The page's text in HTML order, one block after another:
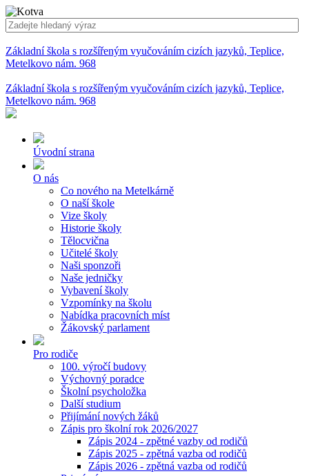
Základní škola s rozšířeným vyučováním cizích jazyků, Teplice,
Metelkovo nám. 968
Základní škola s rozšířeným vyučováním cizích jazyků, Teplice,
Metelkovo nám. 968
Úvodní strana
O nás
Co nového na Metelkárně
O naší škole
Vize školy
Historie školy
Tělocvična
Učitelé školy
Naši sponzoři
Naše jedničky
Vybavení školy
Vzpomínky na školu
Nabídka pracovních míst
Žákovský parlament
Pro rodiče
100. výročí budovy
Výchovný poradce
Školní psycholožka
Další studium
Přijímání nových žáků
Zápis pro školní rok 2026/2027
Zápis 2024 - zpětné vazby od rodičů
Zápis 2025 - zpětná vazba od rodičů
Zápis 2026 - zpětná vazba od rodičů